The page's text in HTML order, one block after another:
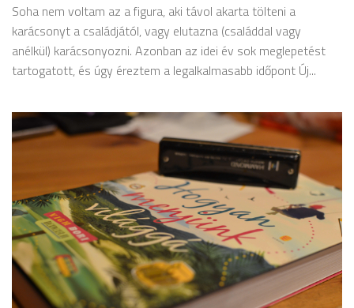
Soha nem voltam az a figura, aki távol akarta tölteni a
karácsonyt a családjától, vagy elutazna (családdal vagy
anélkül) karácsonyozni. Azonban az idei év sok meglepetést
tartogatott, és úgy éreztem a legalkalmasabb időpont Új...